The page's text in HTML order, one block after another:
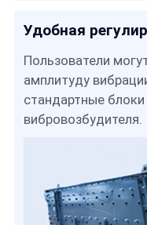
Удобная
Пользователи
амплитуду
стандартные
вибровозбудителя.